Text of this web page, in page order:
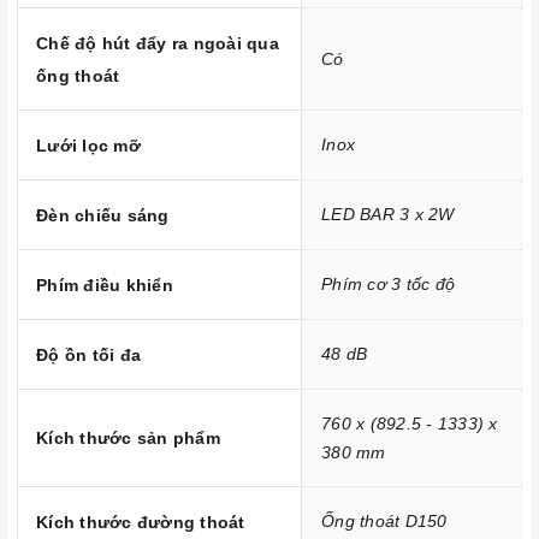
Chế độ hút đẩy ra ngoài qua
ống thoát
Có
Lưới lọc mỡ Inox
Đèn chiếu sáng LED BAR 3 x 2W
Phím điều khiển Phím cơ 3 tốc độ
Độ ồn tối đa 48 dB
Kích thước sản phẩm
760 x (892.5 - 1333) x
380 mm
Kích thước đường thoát Ống thoát D150